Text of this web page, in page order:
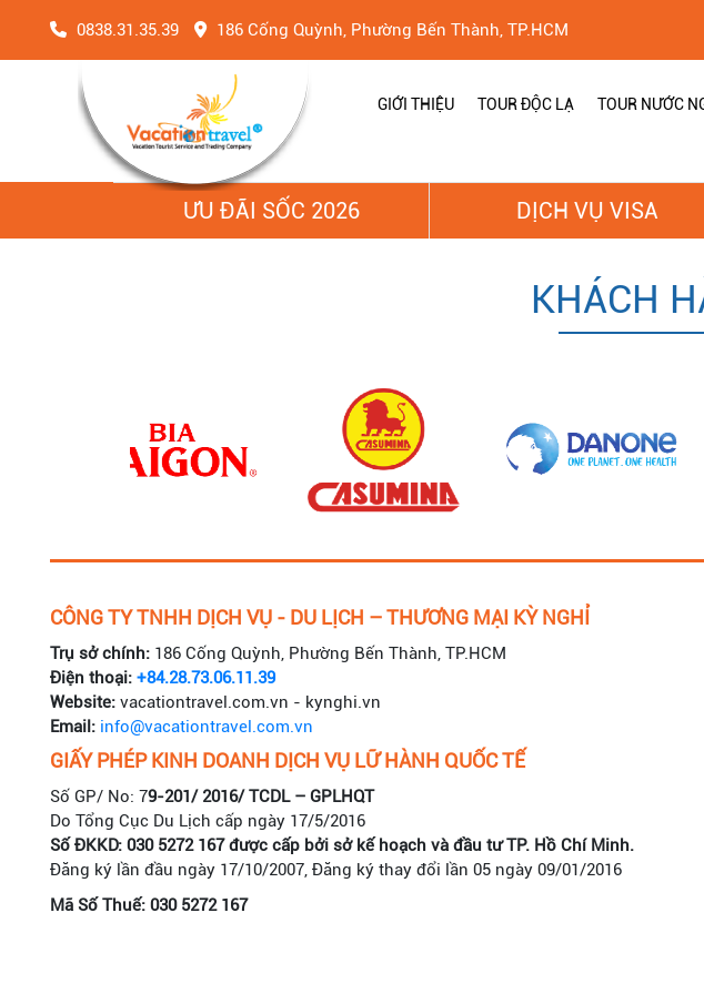
0838.31.35.39 186 Cống Quỳnh, Phường Bến Thành, TP.HCM
GIỚI THIỆU TOUR ĐỘC LẠ TOUR NƯỚC
ƯU ĐÃI SỐC 2026 DỊCH VỤ VISA
KHÁCH
CÔNG TY TNHH DỊCH VỤ - DU LỊCH – THƯƠNG MẠI KỲ NGHỈ
Trụ sở chính: 186 Cống Quỳnh, Phường Bến Thành, TP.HCM
Điện thoại: +84.28.73.06.11.39
Website: vacationtravel.com.vn - kynghi.vn
Email: info@vacationtravel.com.vn
GIẤY PHÉP KINH DOANH DỊCH VỤ LỮ HÀNH QUỐC TẾ
Số GP/ No: 79-201/ 2016/ TCDL – GPLHQT
Do Tổng Cục Du Lịch cấp ngày 17/5/2016
Số ĐKKD: 030 5272 167 được cấp bởi sở kế hoạch và đầu tư TP. Hồ Chí Minh.
Đăng ký lần đầu ngày 17/10/2007, Đăng ký thay đổi lần 05 ngày 09/01/2016
Mã Số Thuế: 030 5272 167